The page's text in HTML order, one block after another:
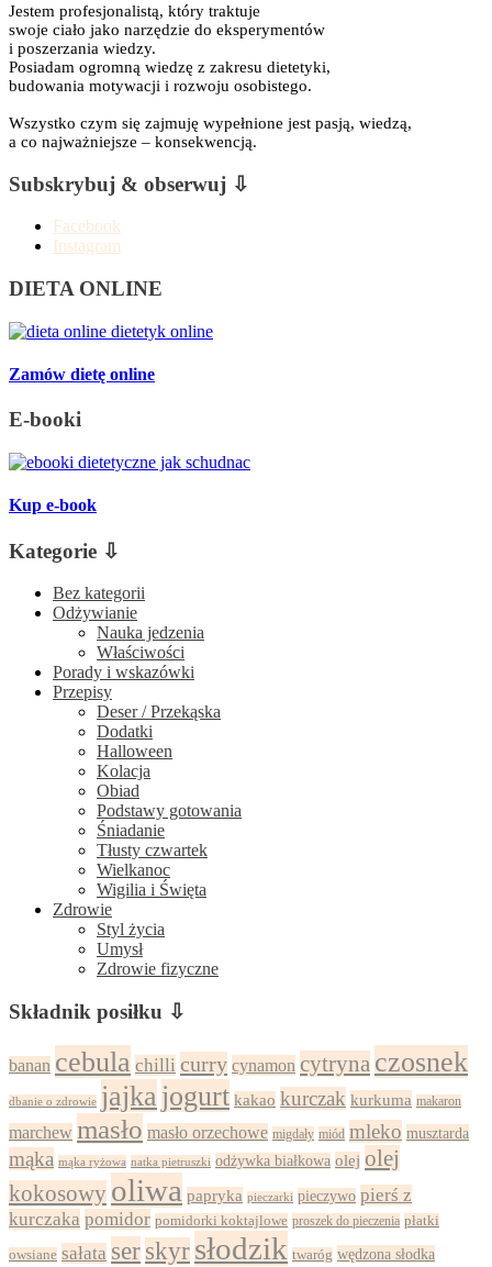
Jestem profesjonalistą, który traktuje
swoje ciało jako narzędzie do eksperymentów
i poszerzania wiedzy.
Posiadam ogromną wiedzę z zakresu dietetyki,
budowania motywacji i rozwoju osobistego.
Wszystko czym się zajmuję wypełnione jest pasją, wiedzą,
a co najważniejsze – konsekwencją.
Subskrybuj & obserwuj ⇩
Facebook
Instagram
DIETA ONLINE
Zamów dietę online
E-booki
Kup e-book
Kategorie ⇩
Bez kategorii
Odżywianie
Nauka jedzenia
Właściwości
Porady i wskazówki
Przepisy
Deser / Przekąska
Dodatki
Halloween
Kolacja
Obiad
Podstawy gotowania
Śniadanie
Tłusty czwartek
Wielkanoc
Wigilia i Święta
Zdrowie
Styl życia
Umysł
Zdrowie fizyczne
Składnik posiłku ⇩
banan cebula chilli curry cynamon cytryna czosnek
dbanie o zdrowie jajka jogurt kakao kurczak kurkuma makaron
marchew masło masło orzechowe migdały miód mleko musztarda
mąka mąka ryżowa natka pietruszki odżywka białkowa olej olej
kokosowy oliwa papryka pieczarki pieczywo pierś z
kurczaka pomidor pomidorki koktajlowe proszek do pieczenia płatki
owsiane sałata ser skyr słodzik twaróg wędzona słodka